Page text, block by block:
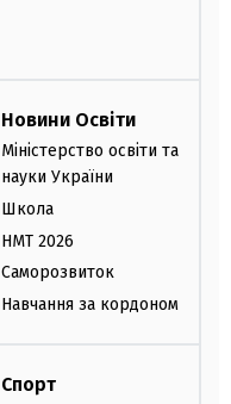
Новини Освіти
Міністерство освіти та
науки України
Школа
НМТ 2026
Саморозвиток
Навчання за кордоном
Спорт